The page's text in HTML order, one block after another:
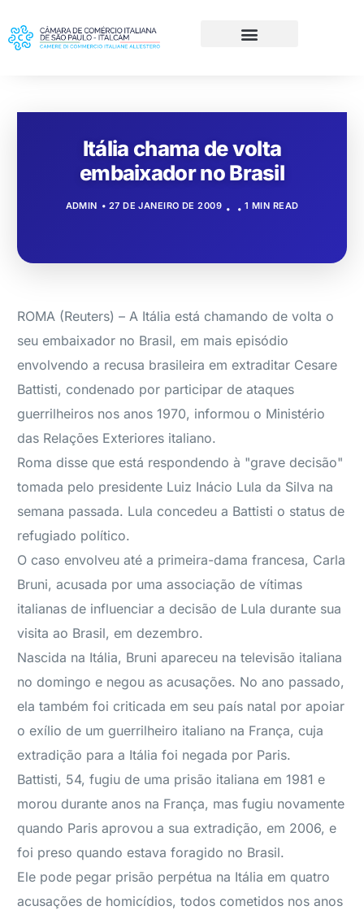
Itália chama de volta
embaixador no Brasil
ADMIN 27 DE JANEIRO DE 2009 1 MIN READ
ROMA (Reuters) – A Itália está chamando de volta o
seu embaixador no Brasil, em mais episódio
envolvendo a recusa brasileira em extraditar Cesare
Battisti, condenado por participar de ataques
guerrilheiros nos anos 1970, informou o Ministério
das Relações Exteriores italiano.
Roma disse que está respondendo à "grave decisão"
tomada pelo presidente Luiz Inácio Lula da Silva na
semana passada. Lula concedeu a Battisti o status de
refugiado político.
O caso envolveu até a primeira-dama francesa, Carla
Bruni, acusada por uma associação de vítimas
italianas de influenciar a decisão de Lula durante sua
visita ao Brasil, em dezembro.
Nascida na Itália, Bruni apareceu na televisão italiana
no domingo e negou as acusações. No ano passado,
ela também foi criticada em seu país natal por apoiar
o exílio de um guerrilheiro italiano na França, cuja
extradição para a Itália foi negada por Paris.
Battisti, 54, fugiu de uma prisão italiana em 1981 e
morou durante anos na França, mas fugiu novamente
quando Paris aprovou a sua extradição, em 2006, e
foi preso quando estava foragido no Brasil.
Ele pode pegar prisão perpétua na Itália em quatro
acusações de homicídios, todos cometidos nos anos